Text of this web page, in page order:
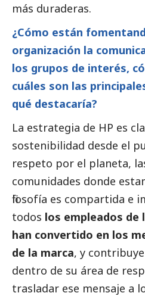
más duraderas.
¿Cómo están
organización la
los grupos de interés,
cuáles son las
qué destacaría?
La estrategia de HP es
sostenibilidad desde el
respeto por el planeta,
comunidades donde
filosofía es compartida e
todos los empleados de
han convertido en los
de la marca, y
dentro de su área de
trasladar ese mensaje a